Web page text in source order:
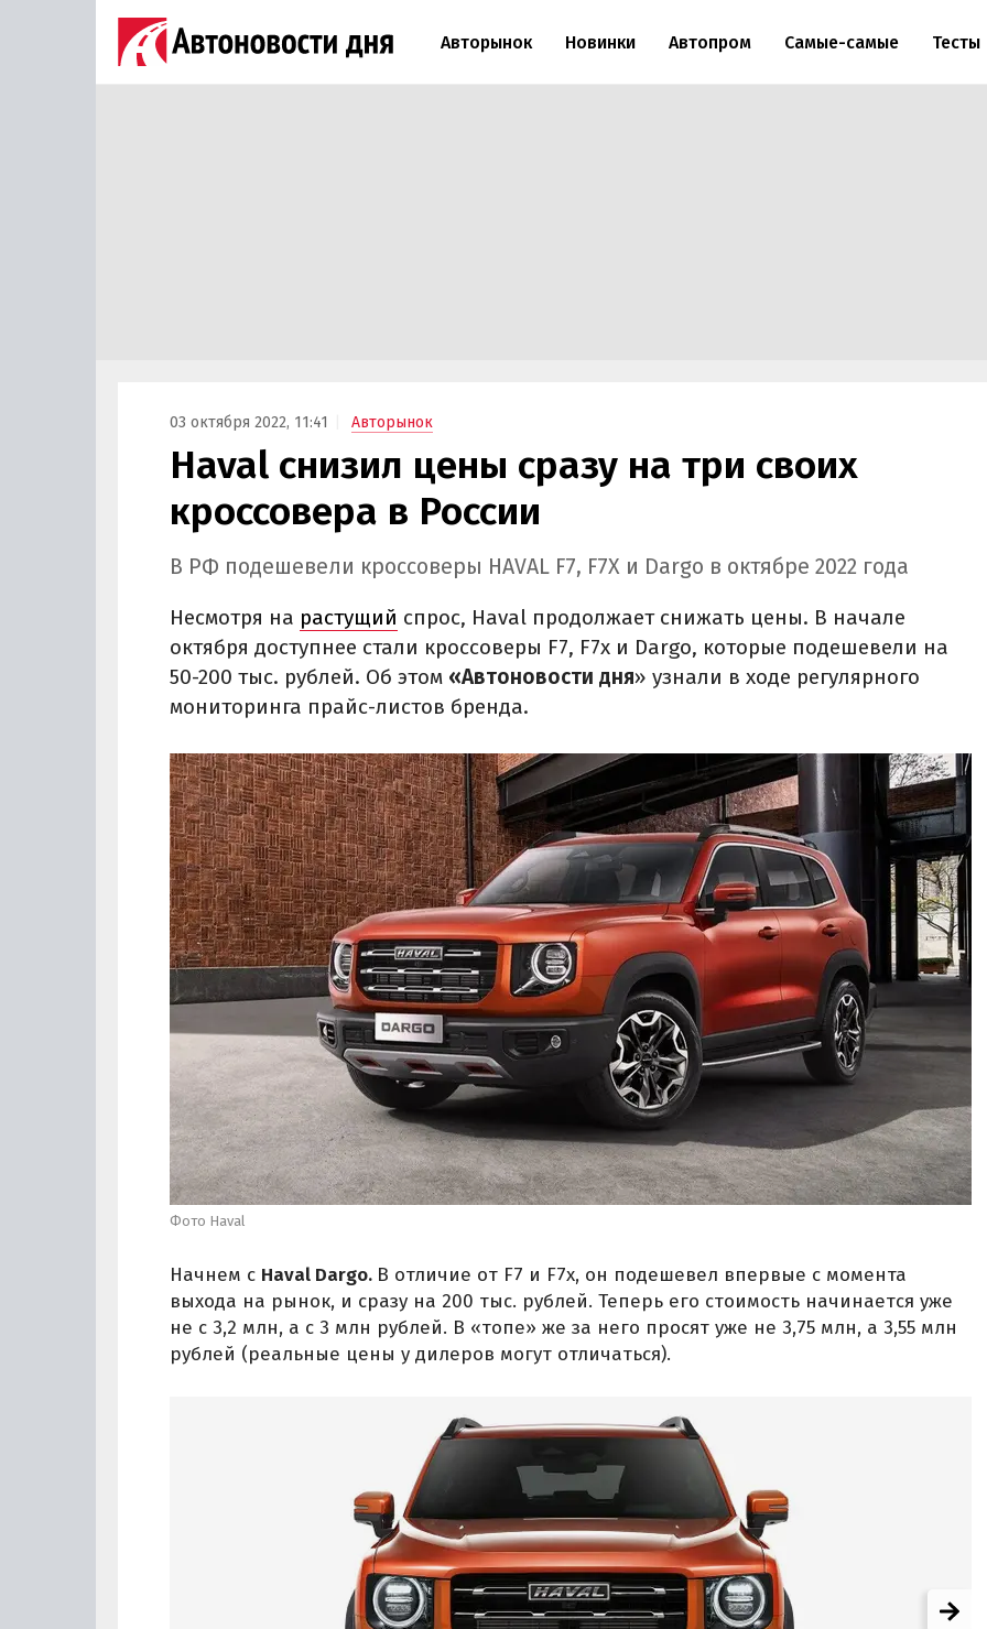
Авторынок Новинки Автопром Самые-самые Тесты
03 октября 2022, 11:41 Авторынок
Haval снизил цены сразу на три своих
кроссовера в России
В РФ подешевели кроссоверы HAVAL F7, F7X и Dargo в октябре 2022 года
Несмотря на растущий спрос, Haval продолжает снижать цены. В начале
октября доступнее стали кроссоверы F7, F7x и Dargo, которые подешевели на
50-200 тыс. рублей. Об этом «Автоновости дня» узнали в ходе регулярного
мониторинга прайс-листов бренда.
Фото Haval
Начнем с Haval Dargo. В отличие от F7 и F7x, он подешевел впервые с момента
выхода на рынок, и сразу на 200 тыс. рублей. Теперь его стоимость начинается уже
не с 3,2 млн, а с 3 млн рублей. В «топе» же за него просят уже не 3,75 млн, а 3,55 млн
рублей (реальные цены у дилеров могут отличаться).